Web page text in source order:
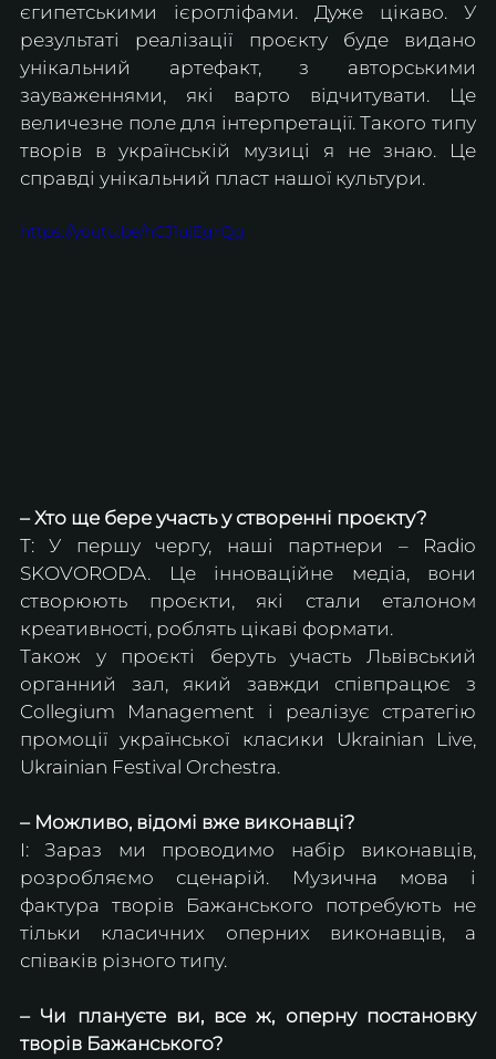
єгипетськими ієрогліфами. Дуже цікаво. У
результаті реалізації проєкту буде видано
унікальний артефакт, з авторськими
зауваженнями, які варто відчитувати. Це
величезне поле для інтерпретації. Такого типу
творів в українській музиці я не знаю. Це
справді унікальний пласт нашої культури.
https://youtu.be/hCJ1ujEgrQg
– Хто ще бере участь у створенні проєкту?
Т: У першу чергу, наші партнери – Radio
SKOVORODA. Це інноваційне медіа, вони
створюють проєкти, які стали еталоном
креативності, роблять цікаві формати.
Також у проєкті беруть участь Львівський
органний зал, який завжди співпрацює з
Collegium Management і реалізує стратегію
промоції української класики Ukrainian Live,
Ukrainian Festival Orchestra.
– Можливо, відомі вже виконавці?
І: Зараз ми проводимо набір виконавців,
розробляємо сценарій. Музична мова і
фактура творів Бажанського потребують не
тільки класичних оперних виконавців, а
співаків різного типу.
– Чи плануєте ви, все ж, оперну постановку
творів Бажанського?